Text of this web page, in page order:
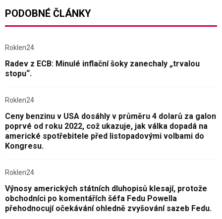
PODOBNÉ ČLÁNKY
Roklen24
Radev z ECB: Minulé inflační šoky zanechaly „trvalou
stopu“.
Roklen24
Ceny benzinu v USA dosáhly v průměru 4 dolarů za galon
poprvé od roku 2022, což ukazuje, jak válka dopadá na
americké spotřebitele před listopadovými volbami do
Kongresu.
Roklen24
Výnosy amerických státních dluhopisů klesají, protože
obchodníci po komentářích šéfa Fedu Powella
přehodnocují očekávání ohledně zvyšování sazeb Fedu.